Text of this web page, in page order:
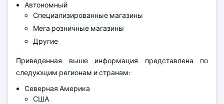
Автономный
Специализированные магазины
Мега розничные магазины
Другие
Приведенная выше информация представлена по
следующим регионам и странам:
Северная Америка
США